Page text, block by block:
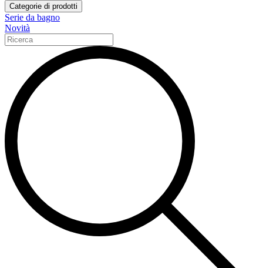
Categorie di prodotti
Serie da bagno
Novità